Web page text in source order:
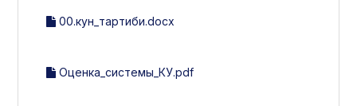
00.кун_тартиби.docx
Оценка_системы_КУ.pdf